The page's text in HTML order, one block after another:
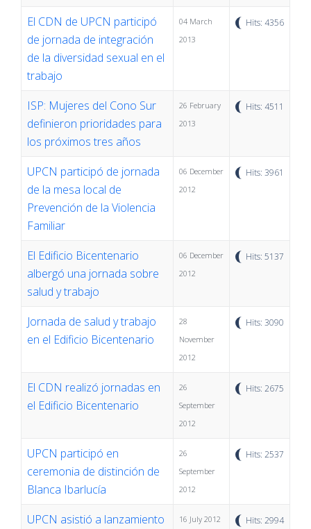
El CDN de UPCN participó
de jornada de integración
de la diversidad sexual en el
trabajo
04 March
2013
Hits: 4356
ISP: Mujeres del Cono Sur
definieron prioridades para
los próximos tres años
26 February
2013
Hits: 4511
UPCN participó de jornada
de la mesa local de
Prevención de la Violencia
Familiar
06 December
2012
Hits: 3961
El Edificio Bicentenario
albergó una jornada sobre
salud y trabajo
06 December
2012
Hits: 5137
Jornada de salud y trabajo
en el Edificio Bicentenario
28
November
2012
Hits: 3090
El CDN realizó jornadas en
el Edificio Bicentenario
26
September
2012
Hits: 2675
UPCN participó en
ceremonia de distinción de
Blanca Ibarlucía
26
September
2012
Hits: 2537
UPCN asistió a lanzamiento
16 July 2012 Hits: 2994